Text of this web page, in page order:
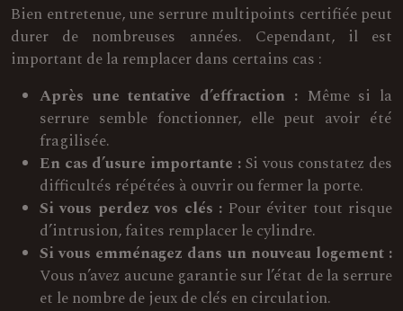
Bien entretenue, une serrure multipoints certifiée peut
durer de nombreuses années. Cependant, il est
important de la remplacer dans certains cas :
Après une tentative d’effraction : Même si la
serrure semble fonctionner, elle peut avoir été
fragilisée.
En cas d’usure importante :Si vous constatez des
difficultés répétées à ouvrir ou fermer la porte.
Si vous perdez vos clés : Pour éviter tout risque
d’intrusion, faites remplacer le cylindre.
Si vous emménagez dans un nouveau logement :
Vous n’avez aucune garantie sur l’état de la serrure
et le nombre de jeux de clés en circulation.